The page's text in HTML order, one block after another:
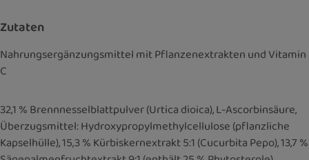
Zutaten
Nahrungsergänzungsmittel mit Pflanzenextrakten und Vitamin
C
32,1 % Brennnesselblattpulver (Urtica dioica), L-Ascorbinsäure,
Überzugsmittel: Hydroxypropylmethylcellulose (pflanzliche
Kapselhülle), 15,3 % Kürbiskernextrakt 5:1 (Cucurbita Pepo), 13,7 %